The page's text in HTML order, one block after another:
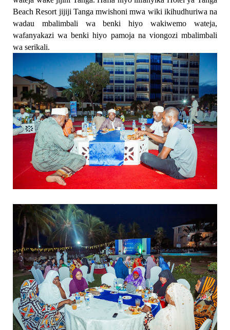
Beach Resort jijiji Tanga mwishoni mwa wiki ikihudhuriwa na
wadau mbalimbali wa benki hiyo wakiwemo wateja,
wafanyakazi wa benki hiyo pamoja na viongozi mbalimbali
wa serikali.